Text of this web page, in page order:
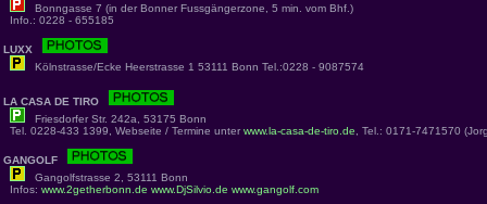
Bonngasse 7 (in der Bonner Fussgängerzone, 5 min. vom Bhf.)
Info.: 0228 - 655185
LUXX
Kölnstrasse/Ecke Heerstrasse 1 53111 Bonn Tel.:0228 - 9087574
LA CASA DE TIRO
Friesdorfer Str. 242a, 53175 Bonn
Tel. 0228-433 1399, Webseite / Termine unter www.la-casa-de-tiro.de , Tel.: 0171-7471570
GANGOLF
Gangolfstrasse 2, 53111 Bonn
Infos: www.2getherbonn.de www.DjSilvio.de www.gangolf.com